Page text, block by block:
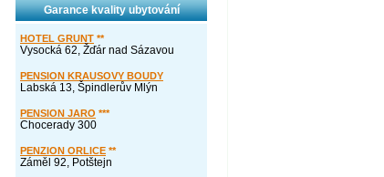
Garance kvality ubytování
HOTEL GRUNT **
Vysocká 62, Žďár nad Sázavou
PENSION KRAUSOVY BOUDY
Labská 13, Špindlerův Mlýn
PENSION JARO ***
Chocerady 300
PENZION ORLICE **
Záměl 92, Potštejn